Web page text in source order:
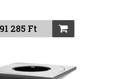
285 Ft